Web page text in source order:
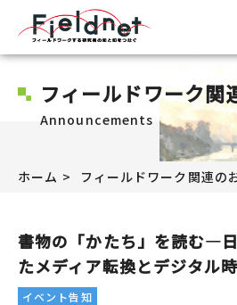
フィールドワーク関
Announcements
ホーム フィールドワーク関連の
書物の「かたち」を読む―
たメディア転換とデジタル
イベント告知